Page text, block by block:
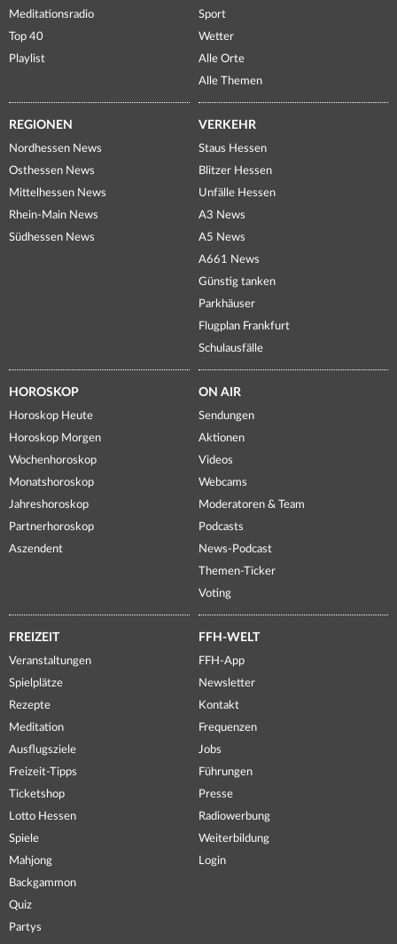
Meditationsradio
Top 40
Playlist
Sport
Wetter
Alle Orte
Alle Themen
REGIONEN
Nordhessen News
Osthessen News
Mittelhessen News
Rhein-Main News
Südhessen News
VERKEHR
Staus Hessen
Blitzer Hessen
Unfälle Hessen
A3 News
A5 News
A661 News
Günstig tanken
Parkhäuser
Flugplan Frankfurt
Schulausfälle
HOROSKOP
Horoskop Heute
Horoskop Morgen
Wochenhoroskop
Monatshoroskop
Jahreshoroskop
Partnerhoroskop
Aszendent
ON AIR
Sendungen
Aktionen
Videos
Webcams
Moderatoren & Team
Podcasts
News-Podcast
Themen-Ticker
Voting
FREIZEIT
Veranstaltungen
Spielplätze
Rezepte
Meditation
Ausflugsziele
Freizeit-Tipps
Ticketshop
Lotto Hessen
Spiele
Mahjong
Backgammon
Quiz
Partys
FFH-WELT
FFH-App
Newsletter
Kontakt
Frequenzen
Jobs
Führungen
Presse
Radiowerbung
Weiterbildung
Login